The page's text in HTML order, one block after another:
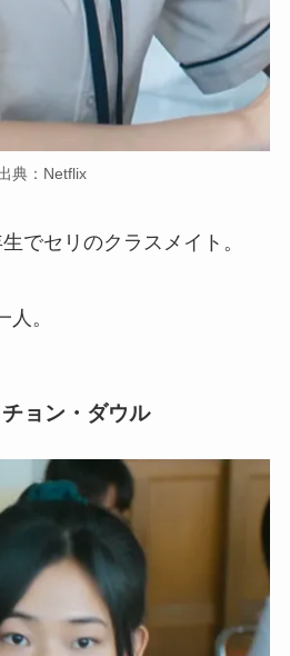
典：Netflix
でセリのクラスメイト。
。
ョン・ダウル